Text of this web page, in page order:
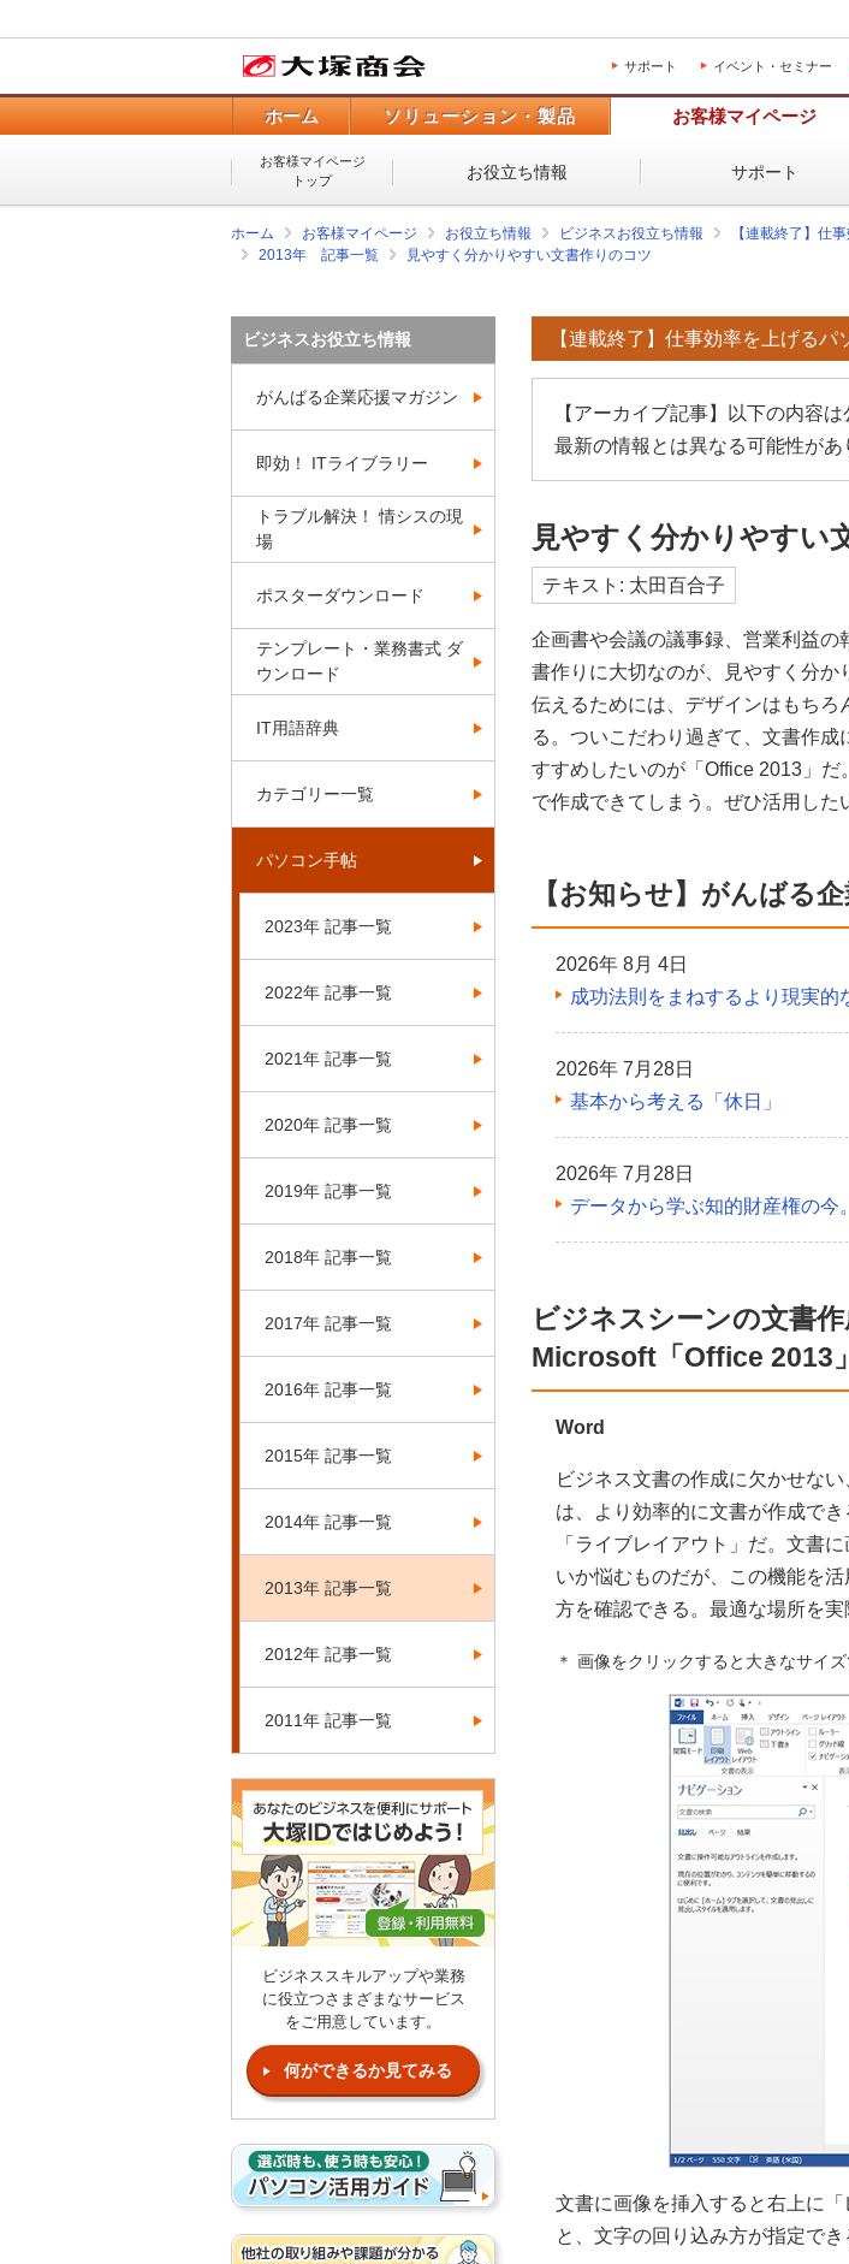
サポート イベント・セミナー
ホーム ソリューション・製品 お客様マイページ
お客様マイページ
トップ
お役立ち情報 サポート
ホーム お客様マイページ お役立ち情報 ビジネスお役立ち情報
【連載終了】仕
2013年 記事一覧
見やすく分かりやすい文書作りのコツ
【連載終了】仕事効率を上げるパ
【アーカイブ記事】以下の内容
最新の情報とは異なる可能性があ
見やすく分かりやすい
テキスト: 太田百合子
企画書や会議の議事録、営業利益
書作りに大切なのが、見やすく分
伝えるためには、デザインはもちろ
る。ついこだわり過ぎて、文書作
すすめしたいのが「Office 2013」
で作成できてしまう。ぜひ活用した
【お知らせ】がんばる
2026年 8月 4日
成功法則をまねするより現実的
2026年 7月28日
基本から考える「休日」
2026年 7月28日
データから学ぶ知的財産権の今
ビジネスシーンの文書
Microsoft「Office 2013
Word
ビジネス文書の作成に欠かせな
は、より効率的に文書が作成で
「ライブレイアウト」だ。文書
いか悩むものだが、この機能を
方を確認できる。最適な場所を
＊ 画像をクリックすると大きなサイ
文書に画像を挿入すると右上に
と、文字の回り込み方が指定でき
ビジネスお役立ち情報
がんばる企業応援マガジン
即効！ ITライブラリー
トラブル解決！ 情シスの現
場
ポスターダウンロード
テンプレート・業務書式 ダ
ウンロード
IT用語辞典
カテゴリー一覧
パソコン手帖
2023年 記事一覧
2022年 記事一覧
2021年 記事一覧
2020年 記事一覧
2019年 記事一覧
2018年 記事一覧
2017年 記事一覧
2016年 記事一覧
2015年 記事一覧
2014年 記事一覧
2013年 記事一覧
2012年 記事一覧
2011年 記事一覧
ビジネススキルアップや業務
に役立つさまざまなサービス
をご用意しています。
何ができるか見てみる